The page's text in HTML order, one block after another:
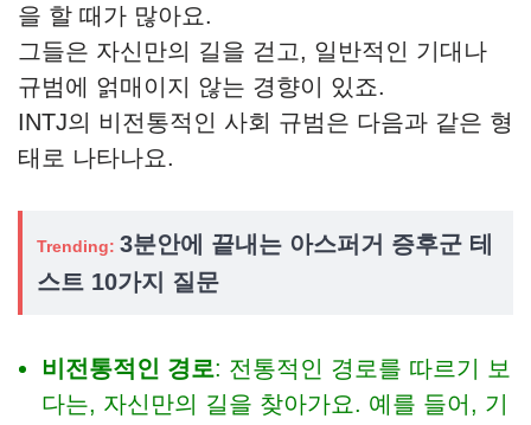
을 할 때가 많아요.
그들은 자신만의 길을 걷고, 일반적인 기대나
규범에 얽매이지 않는 경향이 있죠.
INTJ의 비전통적인 사회 규범은 다음과 같은 형
태로 나타나요.
Trending: 3분안에 끝내는 아스퍼거 증후군 테
스트 10가지 질문
비전통적인 경로: 전통적인 경로를 따르기 보
다는, 자신만의 길을 찾아가요. 예를 들어, 기